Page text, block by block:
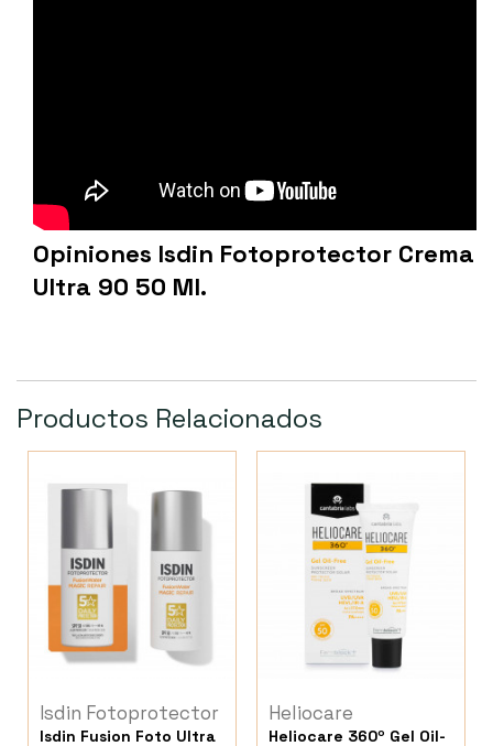
Opiniones Isdin Fotoprotector Crema
Ultra 90 50 Ml.
Productos Relacionados
Isdin Fotoprotector
Isdin Fusion Foto Ultra
Heliocare
Heliocare 360º Gel Oil-